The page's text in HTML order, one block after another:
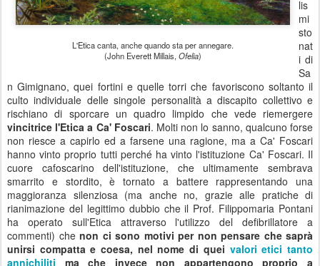
L'Etica canta, anche quando sta per annegare.
(John Everett Millais,Ofelia)
lis
mi
sto
nat
i di
Sa
n Gimignano, quei fortini e quelle torri che favoriscono soltanto il
culto individuale delle singole personalità a discapito collettivo e
rischiano di sporcare un quadro limpido che vede riemergere
vincitrice l'Etica a Ca' Foscari. Molti non lo sanno, qualcuno forse
non riesce a capirlo ed a farsene una ragione, ma a Ca' Foscari
hanno vinto proprio tutti perché ha vinto l'istituzione Ca' Foscari. Il
cuore cafoscarino dell'istituzione, che ultimamente sembrava
smarrito e stordito, è tornato a battere rappresentando una
maggioranza silenziosa (ma anche no, grazie alle pratiche di
rianimazione del legittimo dubbio che il Prof. Filippomaria Pontani
ha operato sull'Etica attraverso l'utilizzo del defibrillatore a
commenti) che non ci sono motivi per non pensare che saprà
unirsi compatta e coesa, nel nome di quei valori etici tanto
annichiliti ma che invece non appartengono proprio a